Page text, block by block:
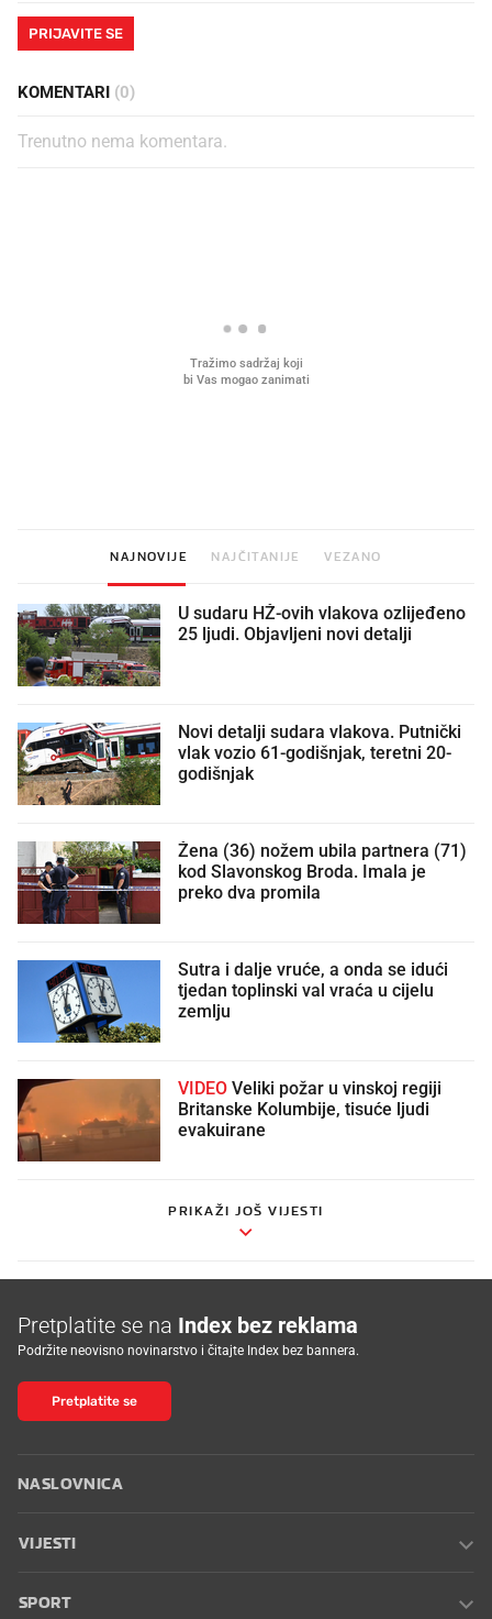
PRIJAVITE SE
KOMENTARI (0)
Trenutno nema komentara.
NAJNOVIJE NAJČITANIJE VEZANO
U sudaru HŽ-ovih vlakova ozlijeđeno
25 ljudi. Objavljeni novi detalji
Novi detalji sudara vlakova. Putnički
vlak vozio 61-godišnjak, teretni 20-
godišnjak
Žena (36) nožem ubila partnera (71)
kod Slavonskog Broda. Imala je
preko dva promila
Sutra i dalje vruće, a onda se idući
tjedan toplinski val vraća u cijelu
zemlju
VIDEO
Britanske Kolumbije, tisuće ljudi
evakuirane
PRIKAŽI JOŠ VIJESTI
Pretplatite se na Index bez reklama
Podržite neovisno novinarstvo i čitajte Index bez bannera.
Pretplatite se
NASLOVNICA
VIJESTI
SPORT